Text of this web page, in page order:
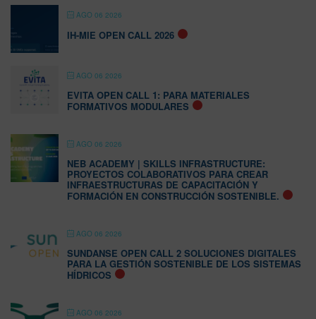
AGO 06 2026
IH-MIE OPEN CALL 2026
AGO 06 2026
EVITA OPEN CALL 1: PARA MATERIALES
FORMATIVOS MODULARES
AGO 06 2026
NEB ACADEMY | SKILLS INFRASTRUCTURE:
PROYECTOS COLABORATIVOS PARA CREAR
INFRAESTRUCTURAS DE CAPACITACIÓN Y
FORMACIÓN EN CONSTRUCCIÓN SOSTENIBLE.
AGO 06 2026
SUNDANSE OPEN CALL 2 SOLUCIONES DIGITALES
PARA LA GESTIÓN SOSTENIBLE DE LOS SISTEMAS
HÍDRICOS
AGO 06 2026